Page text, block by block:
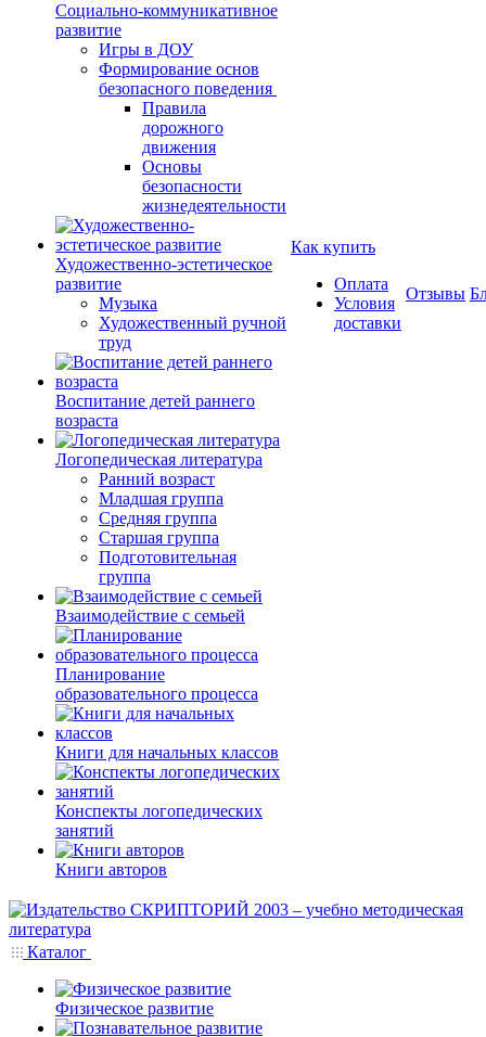
Социально-коммуникативное
развитие
Игры в ДОУ
Формирование основ
безопасного поведения
Правила
дорожного
движения
Основы
безопасности
жизнедеятельности
Художественно-эстетическое
развитие
Музыка
Художественный ручной
труд
Воспитание детей раннего
возраста
Логопедическая литература
Ранний возраст
Младшая группа
Средняя группа
Старшая группа
Подготовительная
группа
Взаимодействие с семьей
Планирование
образовательного процесса
Книги для начальных классов
Конспекты логопедических
занятий
Книги авторов
Как купить
Оплата
Условия
доставки
Отзывы
Каталог
Физическое развитие